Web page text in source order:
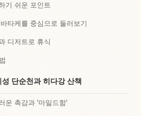
기 쉬운 포인트
타케를 중심으로 둘러보기
디저트로 휴식
단순천과 히다강 산책
운 촉감과 '마일드함'